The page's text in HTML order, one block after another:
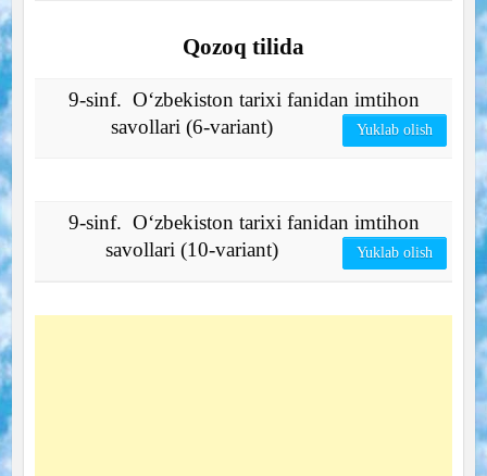
Qozoq tilida
9-sinf. O‘zbekiston tarixi fanidan imtihon
savollari (6-variant)
Yuklab olish
9-sinf. O‘zbekiston tarixi fanidan imtihon
savollari (10-variant)
Yuklab olish